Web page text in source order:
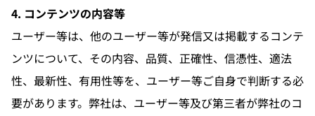
4. コンテンツの内容等
ユーザー等は、他のユーザー等が発信又は掲載するコンテ
ンツについて、その内容、品質、正確性、信憑性、適法
性、最新性、有用性等を、ユーザー等ご自身で判断する必
要があります。弊社は、ユーザー等及び第三者が弊社のコ